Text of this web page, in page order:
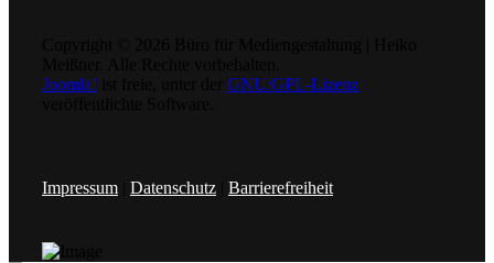
Joomla!
GNU/GPL-Lizenz
Impressum Datenschutz Barrierefreiheit